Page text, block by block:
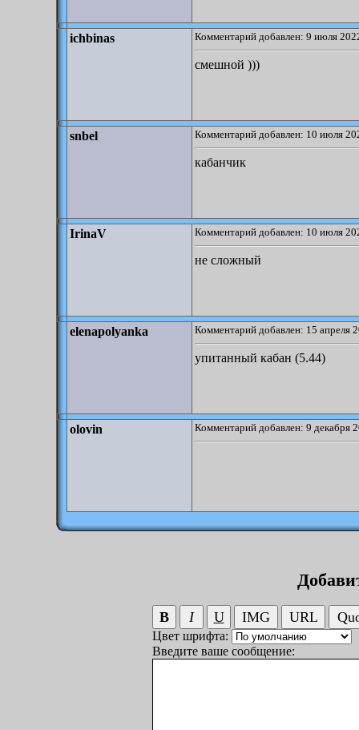
ichbinas Комментарий добавлен: 9 июля
смешной )))
snbel Комментарий добавлен: 10 июля
кабанчик
IrinaV Комментарий добавлен: 10 июля
не сложный
elenapolyanka Комментарий добавлен: 15 апреля
упитанный кабан (5.44)
olovin Комментарий добавлен: 9 декабря
Цвет шрифта:
Введите ваше сообщение: